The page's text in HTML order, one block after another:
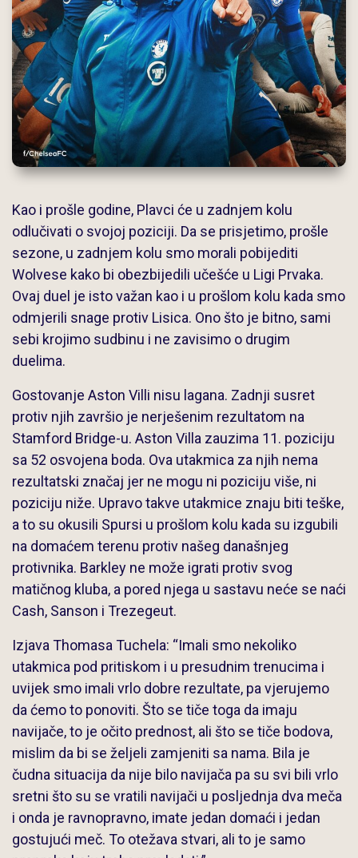
Kao i prošle godine, Plavci će u zadnjem kolu
odlučivati o svojoj poziciji. Da se prisjetimo, prošle
sezone, u zadnjem kolu smo morali pobijediti
Wolvese kako bi obezbijedili učešće u Ligi Prvaka.
Ovaj duel je isto važan kao i u prošlom kolu kada smo
odmjerili snage protiv Lisica. Ono što je bitno, sami
sebi krojimo sudbinu i ne zavisimo o drugim
duelima.
Gostovanje Aston Villi nisu lagana. Zadnji susret
protiv njih završio je nerješenim rezultatom na
Stamford Bridge-u. Aston Villa zauzima 11. poziciju
sa 52 osvojena boda. Ova utakmica za njih nema
rezultatski značaj jer ne mogu ni poziciju više, ni
poziciju niže. Upravo takve utakmice znaju biti teške,
a to su okusili Spursi u prošlom kolu kada su izgubili
na domaćem terenu protiv našeg današnjeg
protivnika. Barkley ne može igrati protiv svog
matičnog kluba, a pored njega u sastavu neće se naći
Cash, Sanson i Trezegeut.
Izjava Thomasa Tuchela: “Imali smo nekoliko
utakmica pod pritiskom i u presudnim trenucima i
uvijek smo imali vrlo dobre rezultate, pa vjerujemo
da ćemo to ponoviti. Što se tiče toga da imaju
navijače, to je očito prednost, ali što se tiče bodova,
mislim da bi se željeli zamjeniti sa nama. Bila je
čudna situacija da nije bilo navijača pa su svi bili vrlo
sretni što su se vratili navijači u posljednja dva meča
i onda je ravnopravno, imate jedan domaći i jedan
gostujući meč. To otežava stvari, ali to je samo